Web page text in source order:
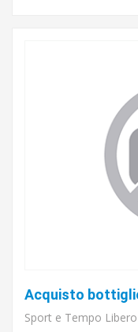
Acquisto
Sport e Tempo Libero